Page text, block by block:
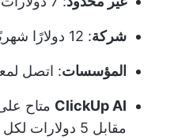
شركة: 12 دولارًا شهريًا لكل مستخدم
المؤسسات: اتصل
ClickUp AI متاح
مقابل 5